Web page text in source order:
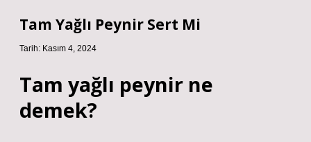
Tam Yağlı Peynir Sert Mi
Tarih: Kasım 4, 2024
Tam yağlı peynir ne
demek?